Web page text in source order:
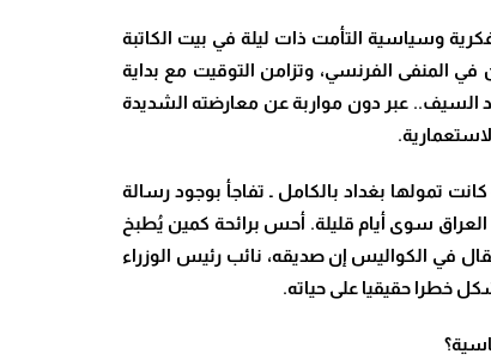
وسياسية التأمت ذات ليلة في بيت الكاتبة
المنفى الفرنسي، وتزامن التوقيت مع بداية
السيف.. عبر دون مواربة عن معارضته الشديدة
.
تمولها بغداد بالكامل ـ تفاجأ بوجود رسالة
سوى أيام قليلة. أحس برائحة كمين يُطبخ
في الكواليس إن صديقه، نائب رئيس الوزراء
خطرا حقيقيا على حياته.